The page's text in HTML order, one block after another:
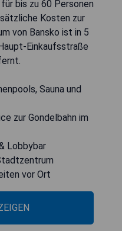
bis zu 60 Personen
Kosten zur
von Bansko ist in 5
Einkaufsstraße
Sauna und
zur Gondelbahn im
Lobbybar
vor Ort